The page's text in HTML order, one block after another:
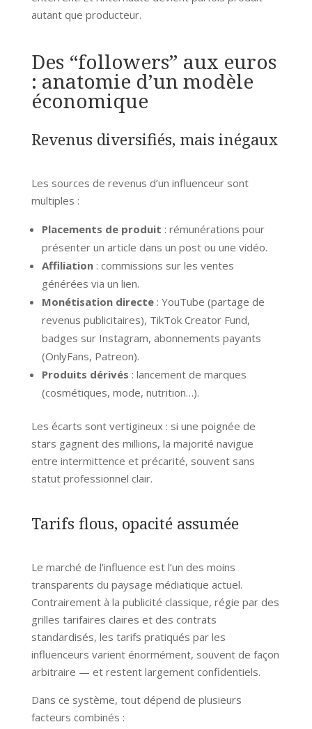
autant que producteur.
Des “followers” aux euros
: anatomie d’un modèle
économique
Revenus diversifiés, mais inégaux
Les sources de revenus d’un influenceur sont
multiples :
Placements de produit : rémunérations pour
présenter un article dans un post ou une vidéo.
Affiliation: commissions sur les ventes
générées via un lien.
Monétisation directe: YouTube (partage de
revenus publicitaires), TikTok Creator Fund,
badges sur Instagram, abonnements payants
(OnlyFans, Patreon).
Produits dérivés : lancement de marques
(cosmétiques, mode, nutrition…).
Les écarts sont vertigineux : si une poignée de
stars gagnent des millions, la majorité navigue
entre intermittence et précarité, souvent sans
statut professionnel clair.
Tarifs flous, opacité assumée
Le marché de l’influence est l’un des moins
transparents du paysage médiatique actuel.
Contrairement à la publicité classique, régie par des
grilles tarifaires claires et des contrats
standardisés, les tarifs pratiqués par les
influenceurs varient énormément, souvent de façon
arbitraire — et restent largement confidentiels.
Dans ce système, tout dépend de plusieurs
facteurs combinés :